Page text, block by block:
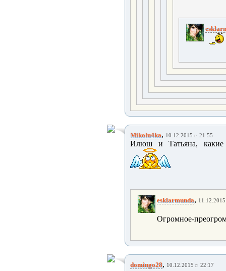
Mikolu4ka, 10.12.2015 г. 21:55
Илюш и Татьяна,
esklarmunda,
Огромное-
domingo28, 10.12.2015 г. 22:17